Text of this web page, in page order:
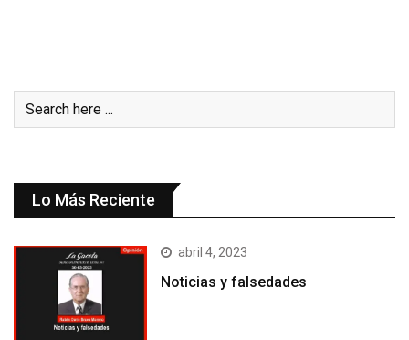
Lo Más Reciente
abril 4, 2023
Noticias y falsedades